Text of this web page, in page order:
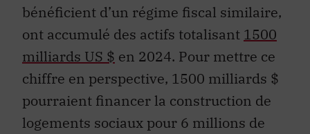
bénéficient d’un régime fiscal similaire,
ont accumulé des actifs totalisant 1500
milliards US $ en 2024. Pour mettre ce
chiffre en perspective, 1500 milliards $
pourraient financer la construction de
logements sociaux pour 6 millions de